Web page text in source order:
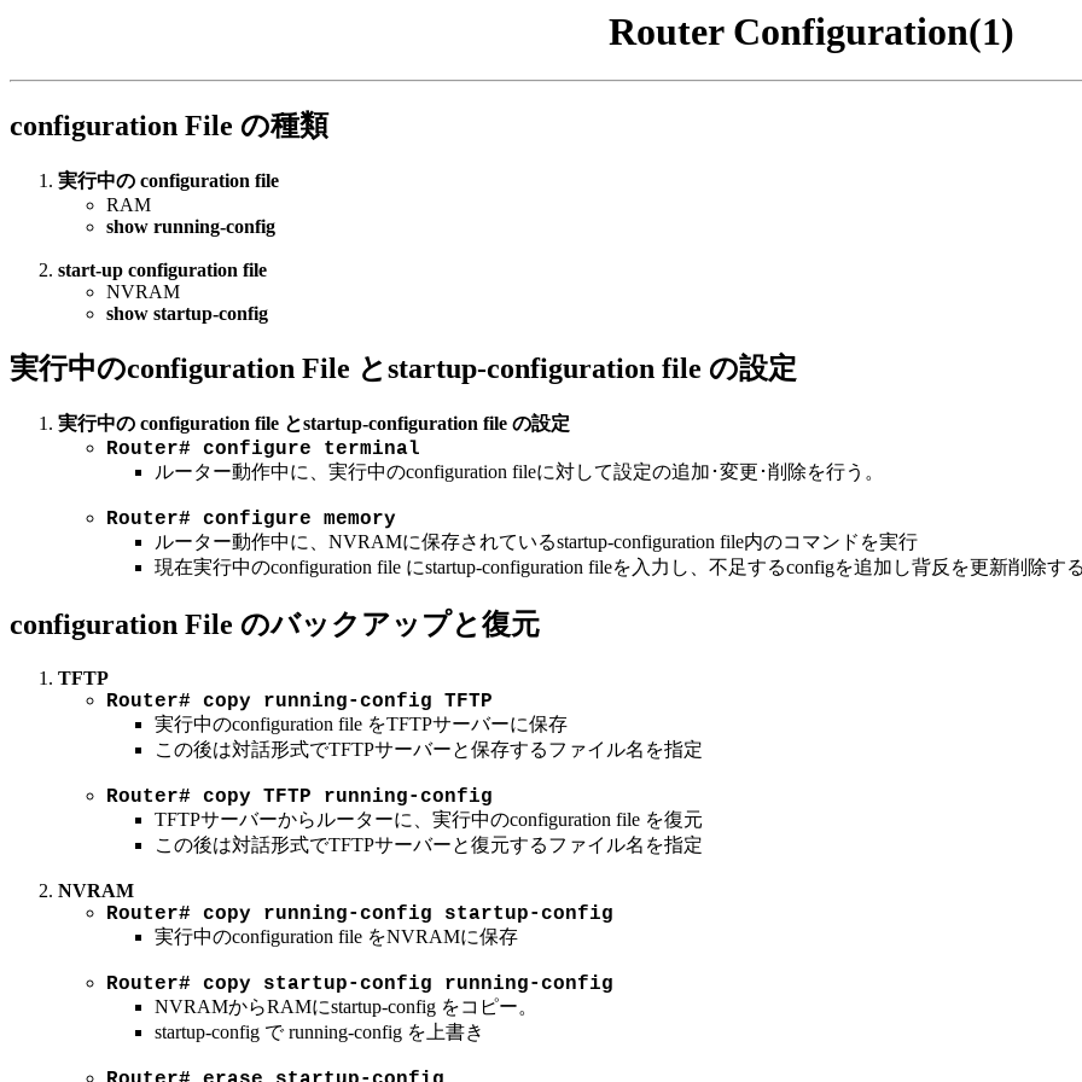
Router Configuration(1)
configuration File の種類
実行中の configuration file
RAM
show running-config
start-up configuration file
NVRAM
show startup-config
実行中のconfiguration File とstartup-configuration file の設定
実行中の configuration file とstartup-configuration file の設定
Router# configure terminal
ルーター動作中に、実行中のconfiguration fileに対して設定の追加･変更･削除を行う。
Router# configure memory
ルーター動作中に、NVRAMに保存されているstartup-configuration file内のコマンドを実行
現在実行中のconfiguration file にstartup-configuration fileを入力し、不足するconfigを追加し背反を更新削除す
configuration File のバックアップと復元
TFTP
Router# copy running-config TFTP
実行中のconfiguration file をTFTPサーバーに保存
この後は対話形式でTFTPサーバーと保存するファイル名を指定
Router# copy TFTP running-config
TFTPサーバーからルーターに、実行中のconfiguration file を復元
この後は対話形式でTFTPサーバーと復元するファイル名を指定
NVRAM
Router# copy running-config startup-config
実行中のconfiguration file をNVRAMに保存
Router# copy startup-config running-config
NVRAMからRAMにstartup-config をコピー。
startup-config で running-config を上書き